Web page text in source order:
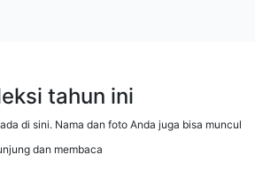
tahun ini
di sini. Nama dan foto Anda juga bisa muncul
dan membaca